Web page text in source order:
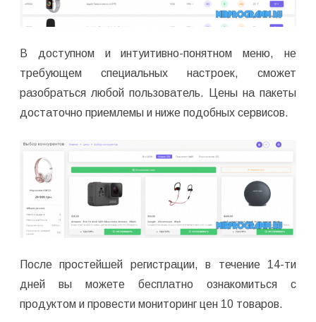
В доступном и интуитивно-понятном меню, не
требующем специальных настроек, сможет
разобраться любой пользователь. Цены на пакеты
достаточно приемлемы и ниже подобных сервисов.
После простейшей регистрации, в течение 14-ти
дней вы можете бесплатно ознакомиться с
продуктом и провести мониторинг цен 10 товаров.